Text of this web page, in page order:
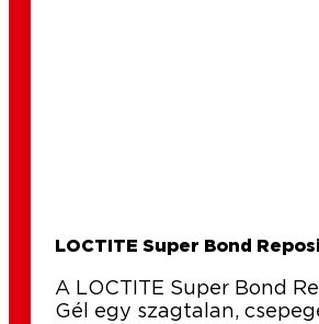
LOCTITE Super Bond
A LOCTITE Super Bond
Gél egy szagtalan,